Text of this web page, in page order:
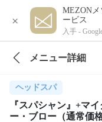
×
MEZON
ービス
入手 -
メニュー詳細
ヘッドスパ
『スパシャン』+マ
ー・ブロー（通常価格